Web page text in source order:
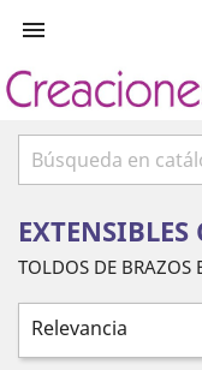

EXTENSIBLES
TOLDOS DE BRAZOS
Relevancia